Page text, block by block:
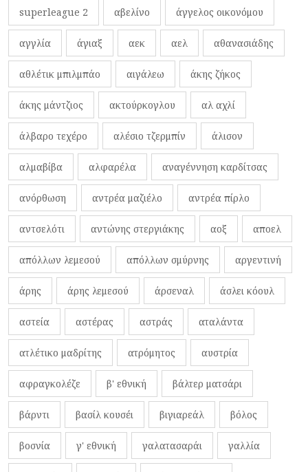
superleague 2 αβελίνο άγγελος οικονόμου
αγγλία άγιαξ αεκ αελ αθανασιάδης
αθλέτικ μπιλμπάο αιγάλεω άκης ζήκος
άκης μάντζιος ακτούρκογλου αλ αχλί
άλβαρο τεχέρο αλέσιο τζερμπίν άλισον
αλμαβίβα αλφαρέλα αναγέννηση καρδίτσας
ανόρθωση αντρέα μαζιέλο αντρέα πίρλο
αντσελότι αντώνης στεργιάκης αοξ αποελ
απόλλων λεμεσού απόλλων σμύρνης αργεντινή
άρης άρης λεμεσού άρσεναλ άσλει κόουλ
αστεία αστέρας αστράς αταλάντα
ατλέτικο μαδρίτης ατρόμητος αυστρία
αφραγκολέζε β' εθνική βάλτερ ματσάρι
βάρντι βασίλ κουσέι βιγιαρεάλ βόλος
βοσνία γ' εθνική γαλατασαράι γαλλία